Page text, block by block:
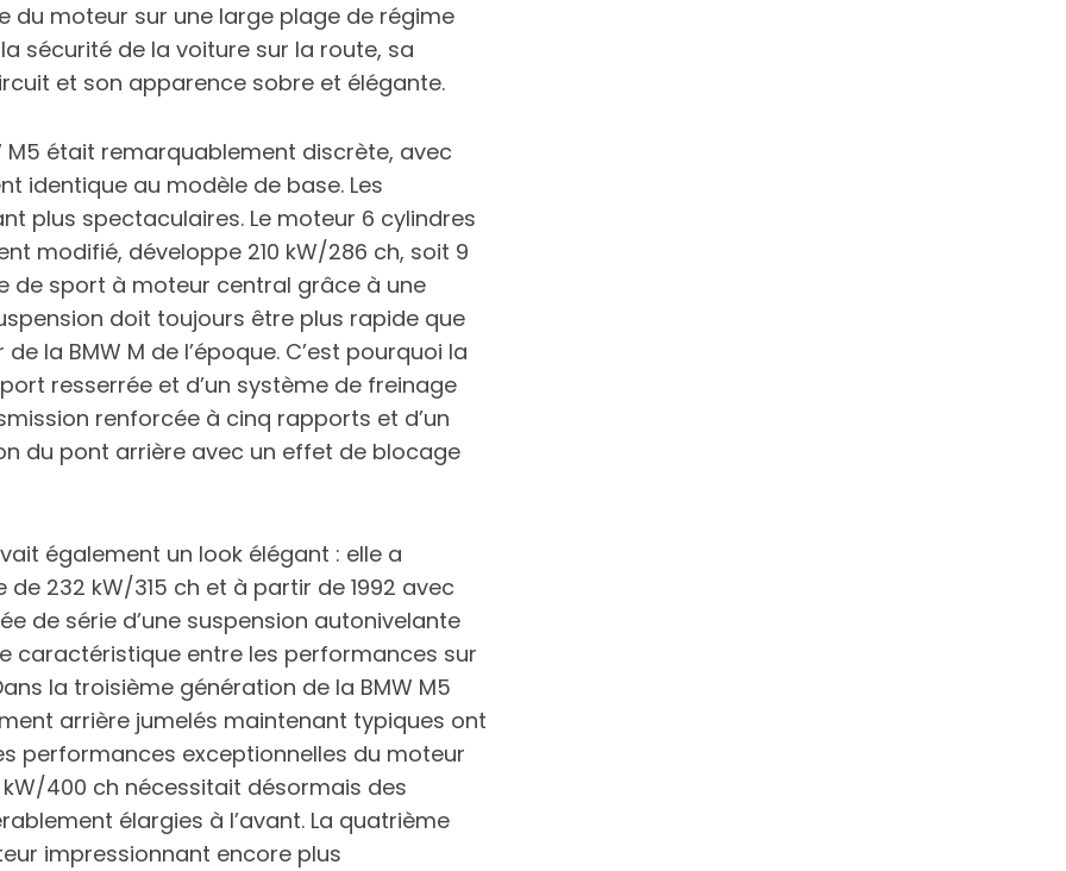
du moteur sur une large plage de régime
sécurité de la voiture sur la route, sa
et son apparence sobre et élégante.
M5 était remarquablement discrète, avec
identique au modèle de base. Les
plus spectaculaires. Le moteur 6 cylindres
modifié, développe 210 kW/286 ch, soit 9
de sport à moteur central grâce à une
doit toujours être plus rapide que
la BMW M de l’époque. C’est pourquoi la
resserrée et d’un système de freinage
renforcée à cinq rapports et d’un
du pont arrière avec un effet de blocage
également un look élégant : elle a
232 kW/315 ch et à partir de 1992 avec
de série d’une suspension autonivelante
caractéristique entre les performances sur
la troisième génération de la BMW M5
arrière jumelés maintenant typiques ont
performances exceptionnelles du moteur
400 ch nécessitait désormais des
élargies à l’avant. La quatrième
impressionnant encore plus